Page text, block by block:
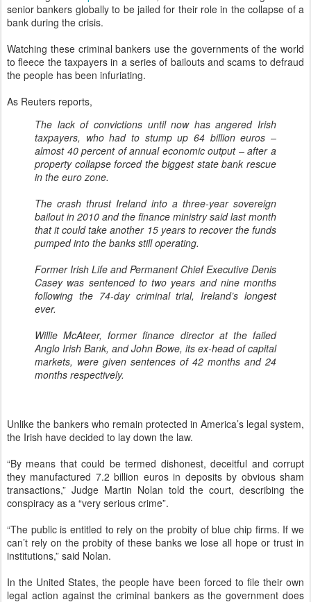
taxpayers, who had to stump up 64 billion euros –
almost 40 percent of annual economic output – after a
property collapse forced the biggest state bank rescue
in the euro zone.
The crash thrust Ireland into a three-year sovereign
bailout in 2010 and the finance ministry said last month
that it could take another 15 years to recover the funds
pumped into the banks still operating.
Former Irish Life and Permanent Chief Executive Denis
Casey was sentenced to two years and nine months
following the 74-day criminal trial, Ireland’s longest
ever.
Willie McAteer, former finance director at the failed
Anglo Irish Bank, and John Bowe, its ex-head of capital
markets, were given sentences of 42 months and 24
months respectively.
Unlike the bankers who remain protected in America’s legal system,
the Irish have decided to lay down the law.
“By means that could be termed dishonest, deceitful and corrupt
they manufactured 7.2 billion euros in deposits by obvious sham
transactions,” Judge Martin Nolan told the court, describing the
conspiracy as a “very serious crime”.
institutions,” said Nolan.
legal action against the criminal bankers as the government does
absolutely nothing to stop their crimes.
Despite the bankers’ best attempts at foiling the private actions
A newly revived antitrust lawsuit, according to the appeals court,
could be devastating to these 16 banks, including Deutsche Bank
AG, HSBC Holdings Plc, Barclays Plc, Credit Suisse Group AG,
Bank of America Corp, Citigroup Inc., and JPMorgan Chase & Co.